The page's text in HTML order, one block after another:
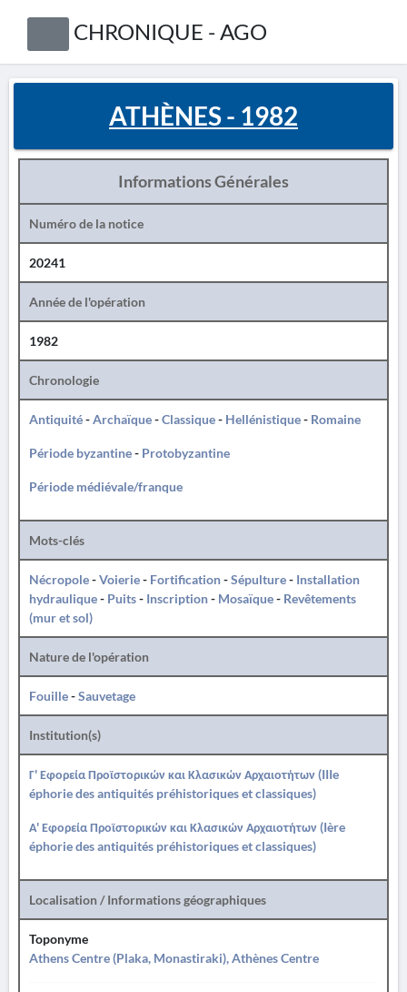
CHRONIQUE - AGO
ATHÈNES - 1982
Informations Générales
Numéro de la notice
20241
Année de l'opération
1982
Chronologie
Antiquité-Archaïque-Classique- Hellénistique- Romaine
Période byzantine- Protobyzantine
Période médiévale/franque
Mots-clés
Nécropole-Voierie- Fortification-Sépulture- Installation
hydraulique- Puits- Inscription- Mosaïque- Revêtements
(mur et sol)
Nature de l'opération
Fouille-Sauvetage
Institution(s)
Γ' Εφορεία Προϊστορικών και Κλασικών Αρχαιοτήτων (IIIe
éphorie des antiquités préhistoriques et classiques)
Α' Εφορεία Προϊστορικών και Κλασικών Αρχαιοτήτων (Ière
éphorie des antiquités préhistoriques et classiques)
Localisation / Informations géographiques
Toponyme
Athens Centre (Plaka, Monastiraki), Athènes Centre